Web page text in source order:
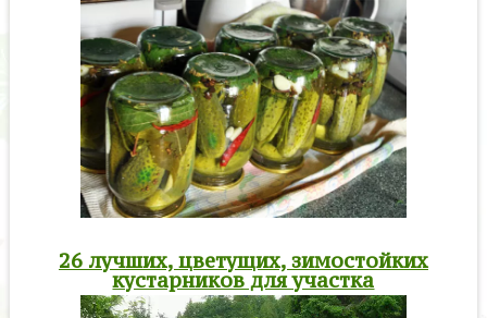
26 лучших, цветущих, зимостойких
кустарников для участка